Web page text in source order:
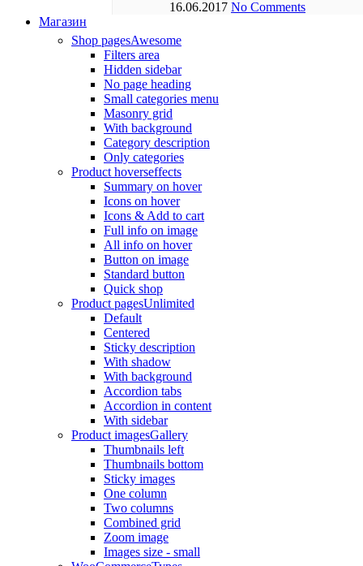
16.06.2017 No Comments
Магазин
Shop pagesAwesome
Filters area
Hidden sidebar
No page heading
Small categories menu
Masonry grid
With background
Category description
Only categories
Product hoverseffects
Summary on hover
Icons on hover
Icons & Add to cart
Full info on image
All info on hover
Button on image
Standard button
Quick shop
Product pagesUnlimited
Default
Centered
Sticky description
With shadow
With background
Accordion tabs
Accordion in content
With sidebar
Product imagesGallery
Thumbnails left
Thumbnails bottom
Sticky images
One column
Two columns
Combined grid
Zoom image
Images size - small